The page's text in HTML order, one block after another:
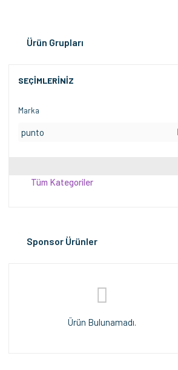
Ürün Grupları
SEÇIMLERINIZ
Marka
punto
Tüm Kategoriler
Sponsor Ürünler
Ürün Bulunamadı.